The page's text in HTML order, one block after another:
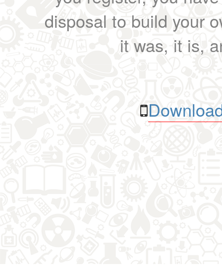
disposal to build your
it was, it is,